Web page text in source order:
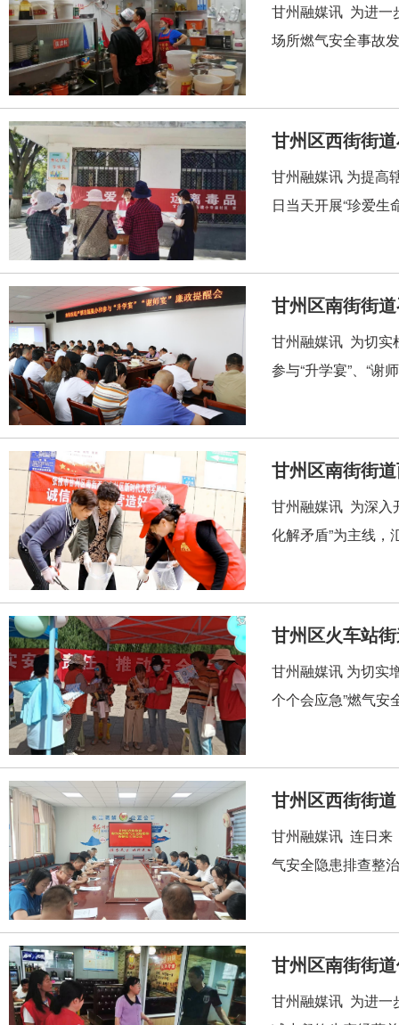
甘州融媒讯 为进一
场所燃气安全事故
甘州区西街街
甘州融媒讯 为提高
日当天开展“珍爱
甘州区南街街
甘州融媒讯 为切实
参与“升学宴”、“谢
甘州区南街街
甘州融媒讯 为深入
化解矛盾”为主线
甘州区火车站
甘州融媒讯 为切实
个个会应急”燃气
甘州区西街街
甘州融媒讯 连日来
气安全隐患排查整
甘州区南街街
甘州融媒讯 为进一